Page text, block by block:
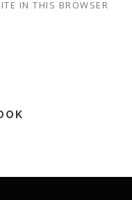
IN THIS BROWSER